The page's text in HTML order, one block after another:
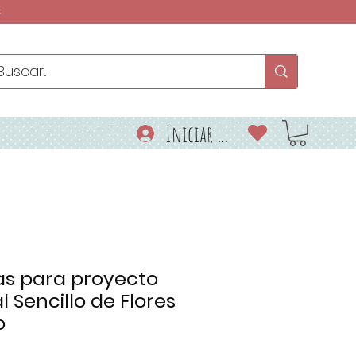
Iniciar sesión
para proyecto
Sencillo de Flores